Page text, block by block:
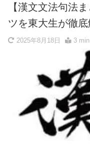
【漢文文法句法
ツを東大生が徹底
2025年8月18日 3 min